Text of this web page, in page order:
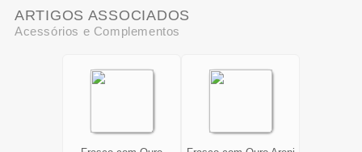
ARTIGOS ASSOCIADOS
Acessórios e Complementos